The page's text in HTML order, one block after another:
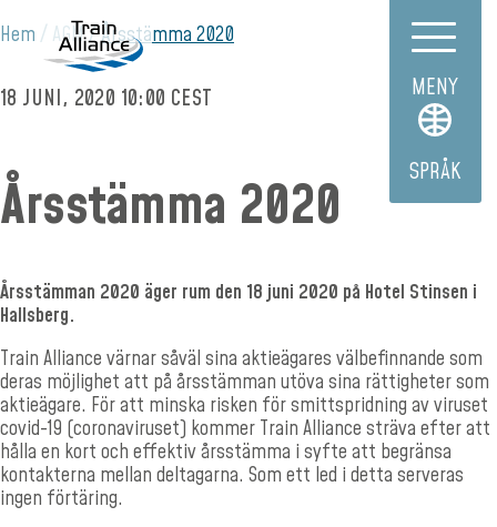
MENY
SPRÅK
Hem AGM Årsstämma 2020
18 JUNI, 2020 10:00 CEST
Årsstämma 2020
Årsstämman 2020 äger rum den 18 juni 2020 på Hotel Stinsen i
Hallsberg.
Train Alliance värnar såväl sina aktieägares välbefinnande som
deras möjlighet att på årsstämman utöva sina rättigheter som
aktieägare. För att minska risken för smittspridning av viruset
covid-19 (coronaviruset) kommer Train Alliance sträva efter att
hålla en kort och effektiv årsstämma i syfte att begränsa
kontakterna mellan deltagarna. Som ett led i detta serveras
ingen förtäring.